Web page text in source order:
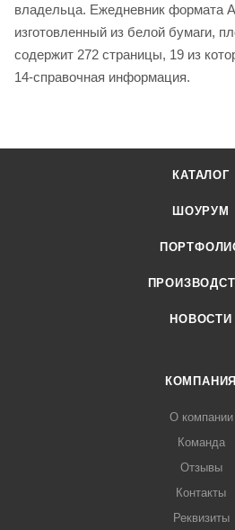
владельца. Ежедневник формата
изготовленный из белой бумаги,
содержит 272 страницы, 19 из
14-справочная информация.
КАТАЛОГ
ШОУРУМ
НОВОСТИ
КОМПАНИЯ
О компании
Команда
Отзывы
Контакты
Реквизиты